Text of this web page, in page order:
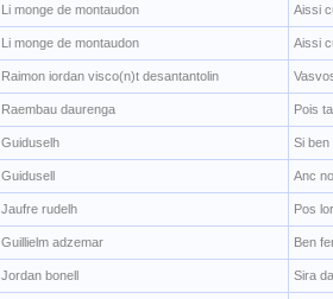
Li monge de montaudon Aissi
Li monge de montaudon Aissi
Raimon iordan visco(n)t desantantolin
Raembau daurenga Pois
Guiduselh Si
Guidusell Anc
Jaufre rudelh Pos
Guillielm adzemar Ben
Jordan bonell Sira